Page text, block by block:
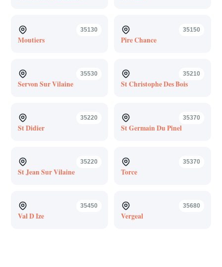
35130
Moutiers
35150
Pire Chance
35530
Servon Sur Vilaine
35210
St Christophe Des Bois
35220
St Didier
35370
St Germain Du Pinel
35220
St Jean Sur Vilaine
35370
Torce
35450
Val D Ize
35680
Vergeal